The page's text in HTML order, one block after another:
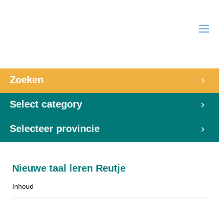
Zoeken
Select category
Selecteer provincie
Nieuwe taal leren Reutje
Inhoud